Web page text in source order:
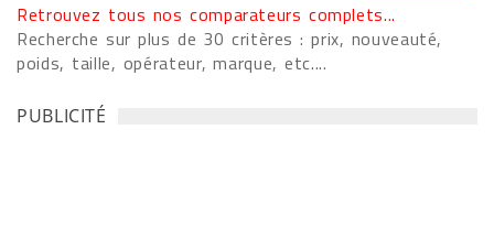
Retrouvez tous nos comparateurs complets...
Recherche sur plus de 30 critères : prix, nouveauté,
poids, taille, opérateur, marque, etc....
PUBLICITÉ